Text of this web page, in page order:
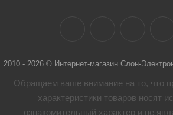
2010 - 2026 © Интернет-магазин Слон-
Обращаем ваше внимание на то, что
характеристики товaров носят
ознакомительный характер и не